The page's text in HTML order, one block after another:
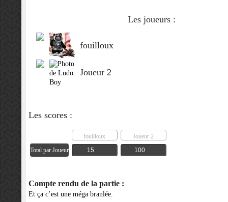
Les joueurs :
fouilloux
Joueur 2
Les scores :
fouilloux
Joueur 2
Total par Joueur
Compte rendu de la partie :
Et ça c’est une méga branlée.